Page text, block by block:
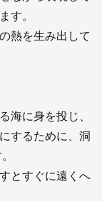
す。
熱を生み出して
海に身を投じ、
するために、洞
とすぐに遠くへ